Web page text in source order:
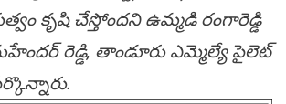
కృషి చేస్తోందని ఉమ్మడి రంగారెడ్డి
రెడ్డి, తాండూరు ఎమ్మెల్యే పైలెట్